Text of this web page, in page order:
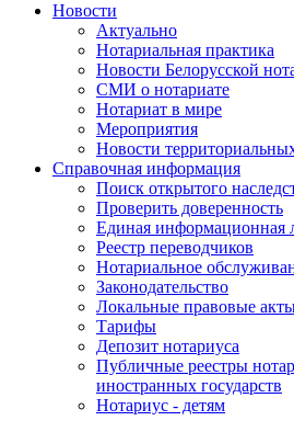
Новости
Актуально
Нотариальная практика
Новости Белорусской
СМИ о нотариате
Нотариат в мире
Мероприятия
Новости
Справочная информация
Поиск открытого
Проверить доверенность
Единая информационная
Реестр переводчиков
Нотариальное
Законодательство
Локальные правовые
Тарифы
Депозит нотариуса
Публичные реестры
иностранных государств
Нотариус - детям